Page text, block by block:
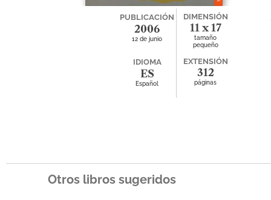
PUBLICACIÓN
2006
12 de junio
DIMENSIÓN
11 x 17
tamaño
pequeño
IDIOMA
ES
Español
EXTENSIÓN
312
páginas
Otros libros sugeridos